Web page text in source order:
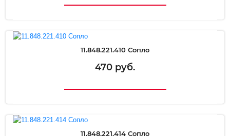
11.848.221.410 Сопло
470 руб.
11.848.221.414 Сопло